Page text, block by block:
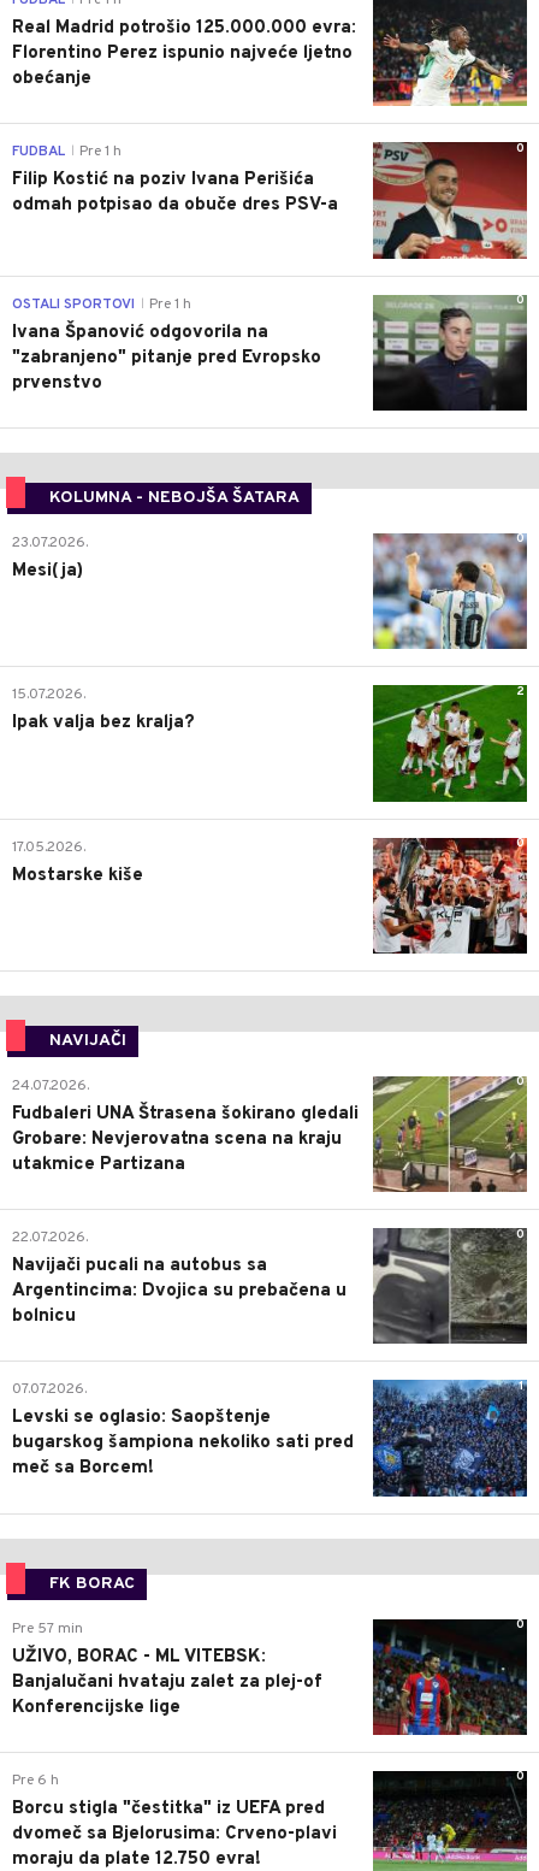
Real Madrid potrošio 125.000.000 evra:
Florentino Perez ispunio najveće ljetno
obećanje
0
FUDBAL Pre 1 h
Filip Kostić na poziv Ivana Perišića
odmah potpisao da obuče dres PSV-a
0
OSTALI SPORTOVI Pre 1 h
Ivana Španović odgovorila na
"zabranjeno" pitanje pred Evropsko
prvenstvo
KOLUMNA - NEBOJŠA ŠATARA
0
23.07.2026.
Mesi(ja)
2
15.07.2026.
Ipak valja bez kralja?
0
17.05.2026.
Mostarske kiše
NAVIJAČI
0
24.07.2026.
Fudbaleri UNA Štrasena šokirano gledali
Grobare: Nevjerovatna scena na kraju
utakmice Partizana
0
22.07.2026.
Navijači pucali na autobus sa
Argentincima: Dvojica su prebačena u
bolnicu
1
07.07.2026.
Levski se oglasio: Saopštenje
bugarskog šampiona nekoliko sati pred
meč sa Borcem!
FK BORAC
0
Pre 57 min
UŽIVO, BORAC - ML VITEBSK:
Banjalučani hvataju zalet za plej-of
Konferencijske lige
0
Pre 6 h
Borcu stigla "čestitka" iz UEFA pred
dvomeč sa Bjelorusima: Crveno-plavi
moraju da plate 12.750 evra!